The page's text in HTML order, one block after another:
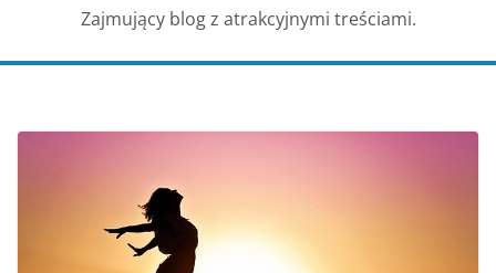
Zajmujący blog z atrakcyjnymi treściami.